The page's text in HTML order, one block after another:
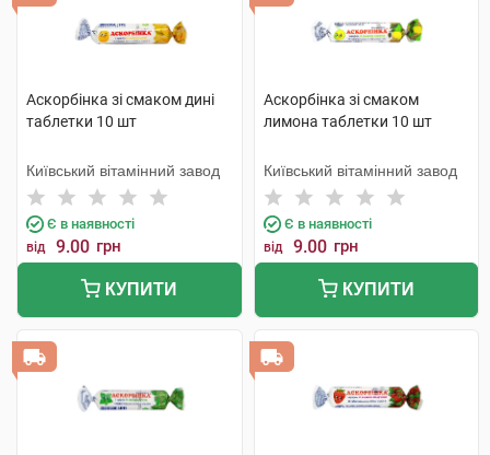
Аскорбінка зі смаком дині
таблетки 10 шт
Київський вітамінний завод
Є в наявності
від 9.00 грн
КУПИТИ
Аскорбінка зі смаком
лимона таблетки 10 шт
Київський вітамінний завод
Є в наявності
від 9.00 грн
КУПИТИ